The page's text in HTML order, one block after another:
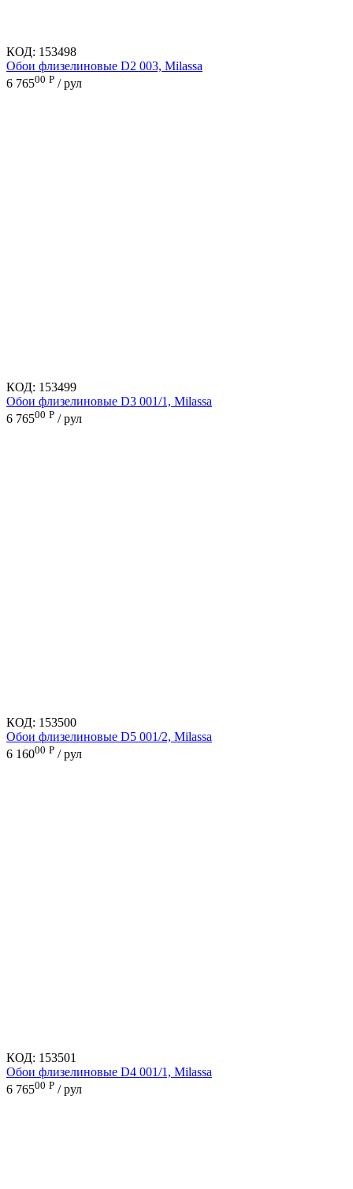
КОД: 153498
Обои флизелиновые D2 003, Milassa
6 76500 Р / рул
КОД: 153499
Обои флизелиновые D3 001/1, Milassa
6 76500 Р / рул
КОД: 153500
Обои флизелиновые D5 001/2, Milassa
6 16000 Р / рул
КОД: 153501
Обои флизелиновые D4 001/1, Milassa
6 76500 Р / рул